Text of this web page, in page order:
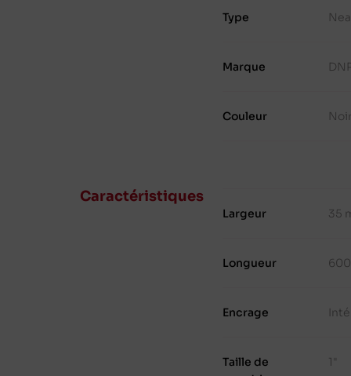
Type
Marque
Couleur
Caractéristiques
Largeur 35
Longueur
Encrage
Taille de
1"